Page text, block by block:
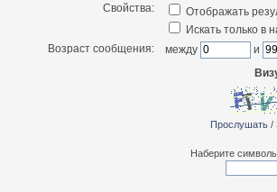
Свойства:
Отображать
Искать только в
Возраст сообщения:
между
и
Прослушать/
Наберите